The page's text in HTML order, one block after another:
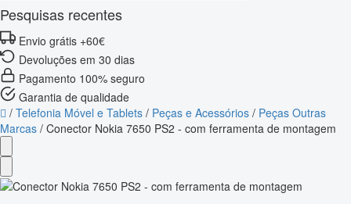
Pesquisas recentes
Envio grátis +60€
Devoluções em 30 dias
Pagamento 100% seguro
Garantia de qualidade
/ Telefonia Móvel e Tablets / Peças e Acessórios / Peças Outras
Marcas / Conector Nokia 7650 PS2 - com ferramenta de montagem